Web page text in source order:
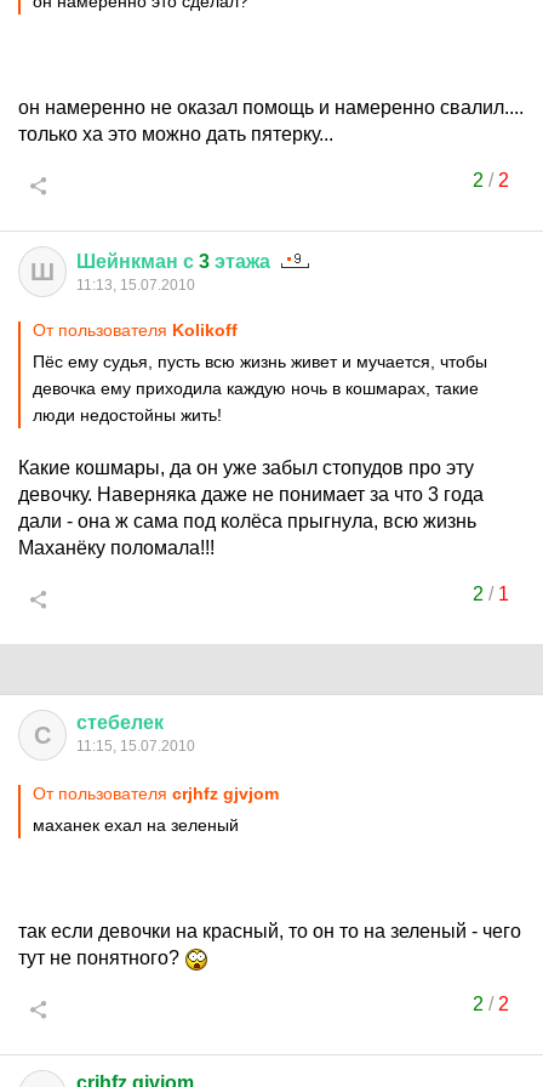
он намеренно не оказал помощь и намеренно свалил....
только ха это можно дать пятерку...
2 / 2
Ш Шейнкман с 3 этажа
11:13, 15.07.2010
От пользователя Kolikoff
Пёс ему судья, пусть всю жизнь живет и мучается, чтобы
девочка ему приходила каждую ночь в кошмарах, такие
люди недостойны жить!
Какие кошмары, да он уже забыл стопудов про эту
девочку. Наверняка даже не понимает за что 3 года
дали - она ж сама под колёса прыгнула, всю жизнь
Маханёку поломала!!!
2 / 1
С стебелек
11:15, 15.07.2010
От пользователя crjhfz gjvjom
маханек ехал на зеленый
так если девочки на красный, то он то на зеленый - чего
тут не понятного?
2 / 2
crjhfz gjvjom